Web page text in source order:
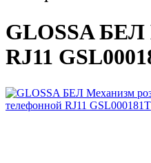
GLOSSA БЕЛ
RJ11